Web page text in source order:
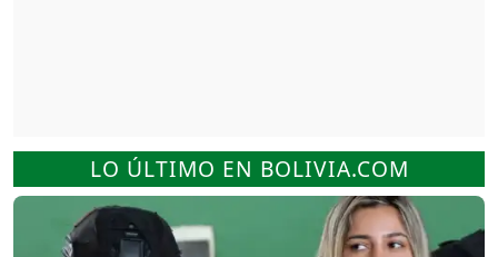
LO ÚLTIMO EN BOLIVIA.COM